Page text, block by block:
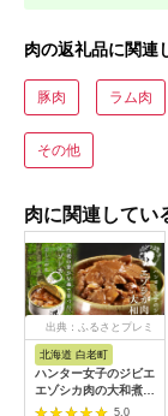
肉の返礼品に関連
豚肉 ラム肉
その他
肉に関連してい
出典：ふるさとプレミ
北海道 白老町
ハンター女子のジビエ
エゾシカ肉の大和煮 6
缶セット AI0335.0